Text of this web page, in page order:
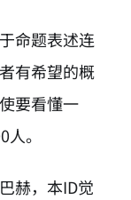
命题表述连
有希望的概
要看懂一
。
赫，本ID觉